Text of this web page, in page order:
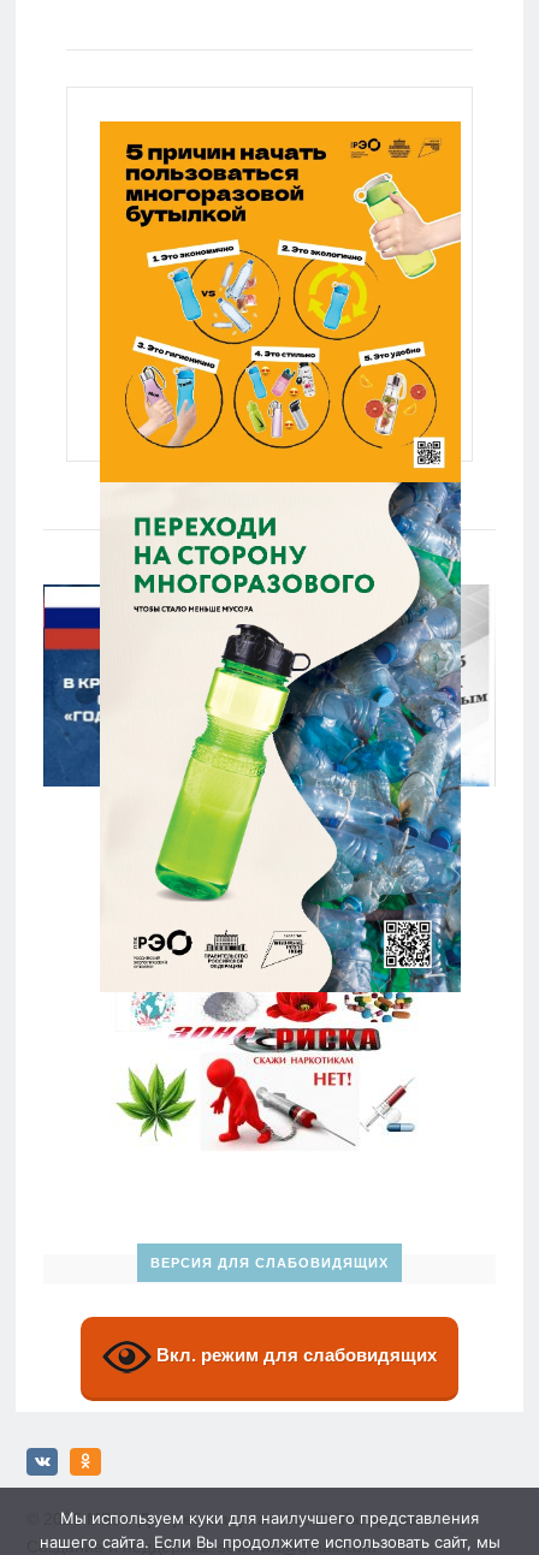
ВЕРСИЯ ДЛЯ СЛАБОВИДЯЩИХ
Вкл. режим для слабовидящих
© 2026 МБУ «Дворец спорта» им. Ю. Гагарина»
Создание и поддержка: sewwwa@gmail.com
Мы используем куки для наилучшего представления
нашего сайта. Если Вы продолжите использовать сайт, мы